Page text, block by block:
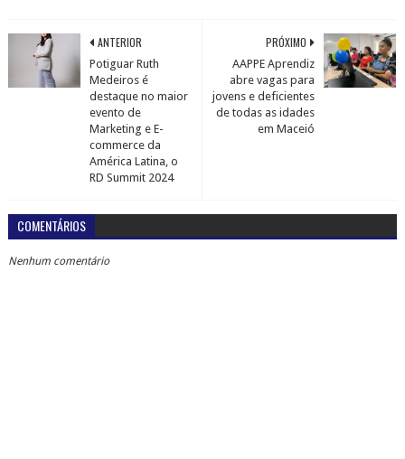
PRÓXIMO
AAPPE Aprendiz
abre vagas para
jovens e deficientes
de todas as idades
em Maceió
ANTERIOR
Potiguar Ruth
Medeiros é
destaque no maior
evento de
Marketing e E-
commerce da
América Latina, o
RD Summit 2024
COMENTÁRIOS
Nenhum comentário